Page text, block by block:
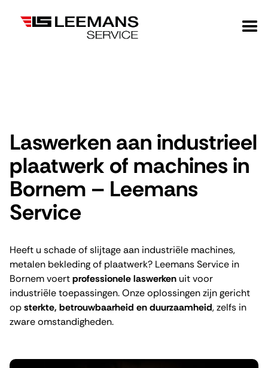
Laswerken aan industrieel
plaatwerk of machines in
Bornem – Leemans
Service
Heeft u schade of slijtage aan industriële machines,
metalen bekleding of plaatwerk? Leemans Service in
Bornem voertprofessionele laswerken uit voor
industriële toepassingen. Onze oplossingen zijn gericht
opsterkte, betrouwbaarheid en duurzaamheid, zelfs in
zware omstandigheden.